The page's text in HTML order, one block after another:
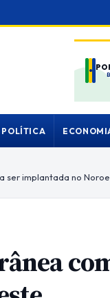
POLÍTICA
ser implantada no